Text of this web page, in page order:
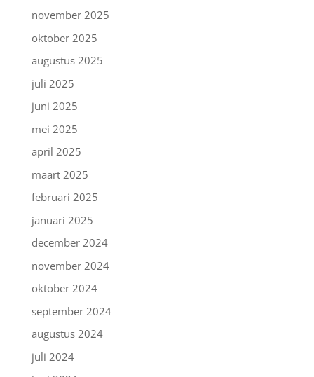
november 2025
oktober 2025
augustus 2025
juli 2025
juni 2025
mei 2025
april 2025
maart 2025
februari 2025
januari 2025
december 2024
november 2024
oktober 2024
september 2024
augustus 2024
juli 2024